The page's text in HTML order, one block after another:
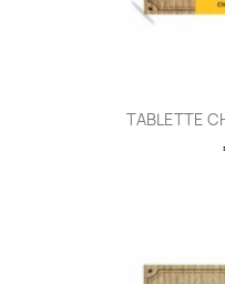
TABLETTE